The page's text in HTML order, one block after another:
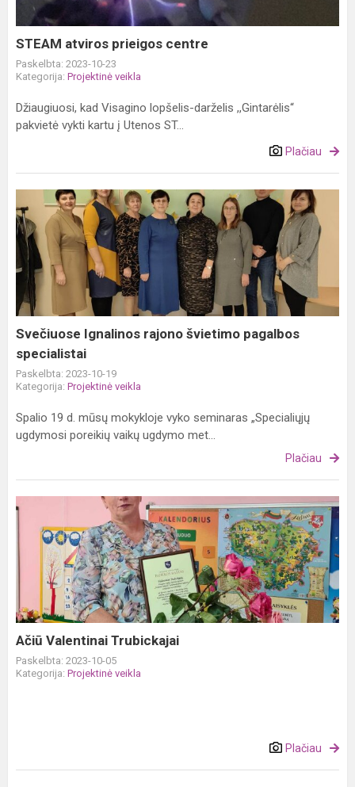
STEAM atviros prieigos centre
Paskelbta: 2023-10-23
Kategorija: Projektinė veikla
Džiaugiuosi, kad Visagino lopšelis-darželis ,,Gintarėlis“
pakvietė vykti kartu į Utenos ST...
Plačiau
Svečiuose
Ignalinos
rajono
švietimo
pagalbos
specialistai
Svečiuose Ignalinos rajono švietimo pagalbos
specialistai
Paskelbta: 2023-10-19
Kategorija: Projektinė veikla
Spalio 19 d. mūsų mokykloje vyko seminaras „Specialiųjų
ugdymosi poreikių vaikų ugdymo met...
Plačiau
Ačiū
Valentinai
Trubickajai
Ačiū Valentinai Trubickajai
Paskelbta: 2023-10-05
Kategorija: Projektinė veikla
Plačiau